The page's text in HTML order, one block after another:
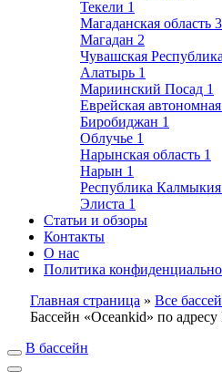
Текели 1
Магаданская область 3
Магадан 2
Чувашская Республика
Алатырь 1
Мариинский Посад 1
Еврейская
Биробиджан 1
Облучье 1
Нарынская область 1
Нарын 1
Республика Калмыкия
Элиста 1
Статьи и обзоры
Контакты
О нас
Политика
Главная страница » Все
Бассейн «Oceankid» по
В бассейн